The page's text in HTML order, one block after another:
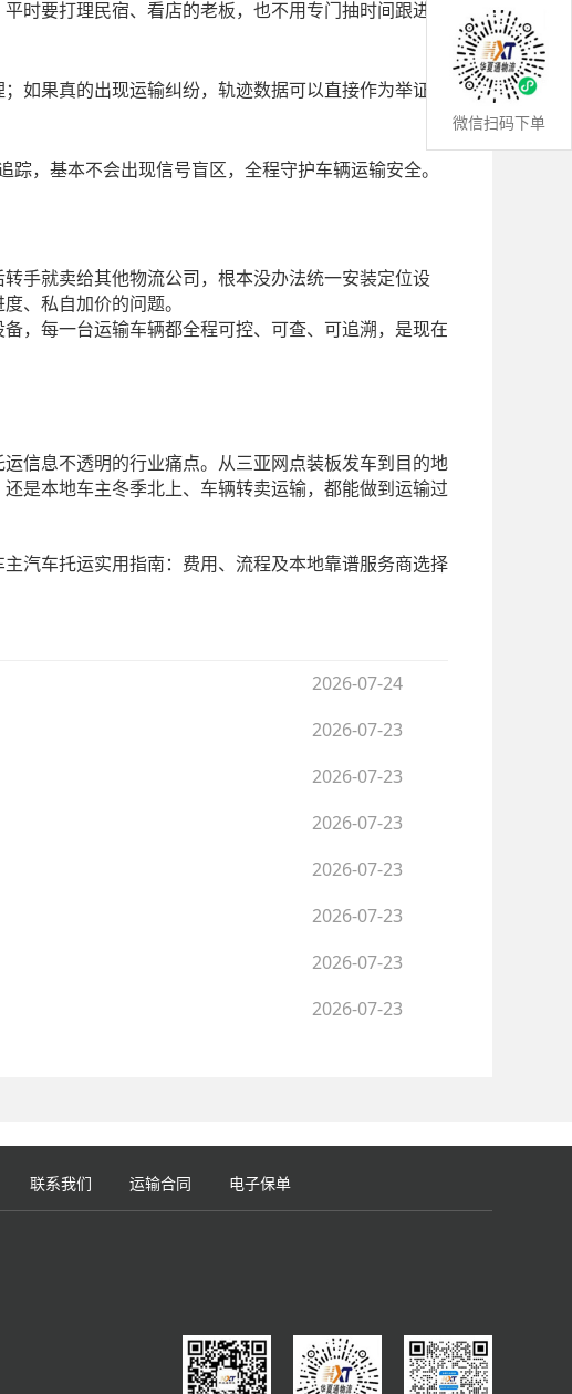
时要打理民宿、看店的老板，也不用专门抽时间跟进运
如果真的出现运输纠纷，轨迹数据可以直接作为举证依
，基本不会出现信号盲区，全程守护车辆运输安全。
手就卖给其他物流公司，根本没办法统一安装定位设
、私自加价的问题。
，每一台运输车辆都全程可控、可查、可追溯，是现在
信息不透明的行业痛点。从三亚网点装板发车到目的地
是本地车主冬季北上、车辆转卖运输，都能做到运输过
主汽车托运实用指南：费用、流程及本地靠谱服务商选择
2026-07-24
2026-07-23
2026-07-23
2026-07-23
2026-07-23
2026-07-23
2026-07-23
2026-07-23
联系我们 运输合同 电子保单
微信扫码下单